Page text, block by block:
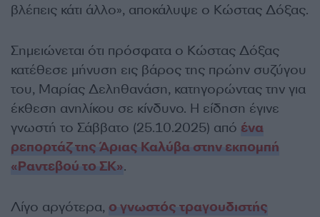
βλέπεις κάτι άλλο», αποκάλυψε ο Κώστας Δόξας.
Σημειώνεται ότι πρόσφατα ο Κώστας Δόξας
κατέθεσε μήνυση εις βάρος της πρώην συζύγου
του, Μαρίας Δεληθανάση, κατηγορώντας την για
έκθεση ανηλίκου σε κίνδυνο. Η είδηση έγινε
γνωστή το Σάββατο (25.10.2025) από ένα
ρεπορτάζ της Άριας Καλύβα στην εκπομπή
«Ραντεβού το ΣΚ».
Λίγο αργότερα, ο γνωστός τραγουδιστής